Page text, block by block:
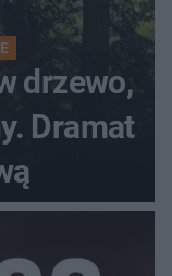
drzewo,
Dramat